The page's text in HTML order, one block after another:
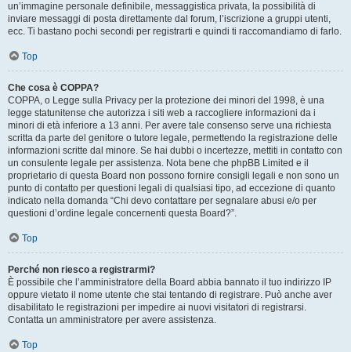
un’immagine personale definibile, messaggistica privata, la possibilità di
inviare messaggi di posta direttamente dal forum, l’iscrizione a gruppi utenti,
ecc. Ti bastano pochi secondi per registrarti e quindi ti raccomandiamo di farlo.
Top
Che cosa è COPPA?
COPPA, o Legge sulla Privacy per la protezione dei minori del 1998, è una
legge statunitense che autorizza i siti web a raccogliere informazioni da i
minori di età inferiore a 13 anni. Per avere tale consenso serve una richiesta
scritta da parte del genitore o tutore legale, permettendo la registrazione delle
informazioni scritte dal minore. Se hai dubbi o incertezze, mettiti in contatto con
un consulente legale per assistenza. Nota bene che phpBB Limited e il
proprietario di questa Board non possono fornire consigli legali e non sono un
punto di contatto per questioni legali di qualsiasi tipo, ad eccezione di quanto
indicato nella domanda “Chi devo contattare per segnalare abusi e/o per
questioni d’ordine legale concernenti questa Board?”.
Top
Perché non riesco a registrarmi?
È possibile che l’amministratore della Board abbia bannato il tuo indirizzo IP
oppure vietato il nome utente che stai tentando di registrare. Può anche aver
disabilitato le registrazioni per impedire ai nuovi visitatori di registrarsi.
Contatta un amministratore per avere assistenza.
Top